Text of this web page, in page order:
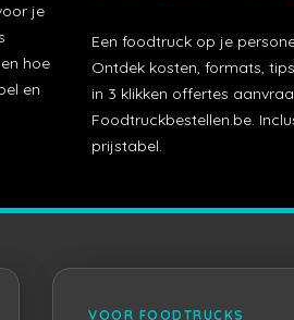
je
hoe
en
Een foodtruck op je
Ontdek kosten, formats,
in 3 klikken offertes
Foodtruckbestellen.be.
prijstabel.
VOOR FOODTRUCKS